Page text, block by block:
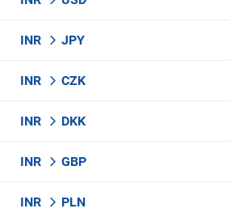
INR JPY
INR CZK
INR DKK
INR GBP
INR PLN